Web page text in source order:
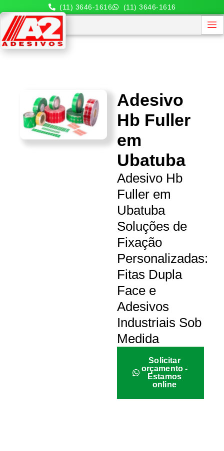
(11) 3646-1616 (11) 3646-1616
Adesivo
Hb Fuller
em
Ubatuba
Adesivo Hb
Fuller em
Ubatuba
Soluções de
Fixação
Personalizadas:
Fitas Dupla
Face e
Adesivos
Industriais Sob
Medida
Solicitar
orçamento -
Estamos
online